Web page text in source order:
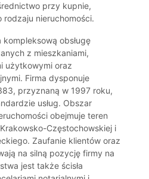
przy kupnie,
nieruchomości.
obsługę
z mieszkaniami,
użytkowymi oraz
Firma dysponuje
przyznaną w 1997 roku,
usług. Obszar
obejmuje teren
Częstochowskiej i
Zaufanie klientów oraz
na silną pozycję firmy na
jest także ścisła